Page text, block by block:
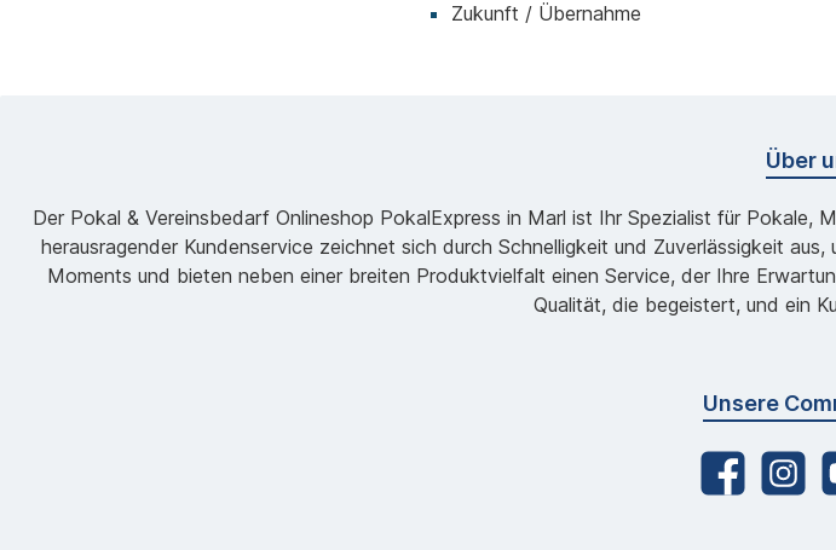
Zukunft / Übernahme
Über
Der Pokal & Vereinsbedarf Onlineshop PokalExpress in Marl ist Ihr Spezialist für Pokale,
herausragender Kundenservice zeichnet sich durch Schnelligkeit und Zuverlässigkeit
Moments und bieten neben einer breiten Produktvielfalt einen Service, der Ihre
Qualität, die begeistert, und ein
Unsere